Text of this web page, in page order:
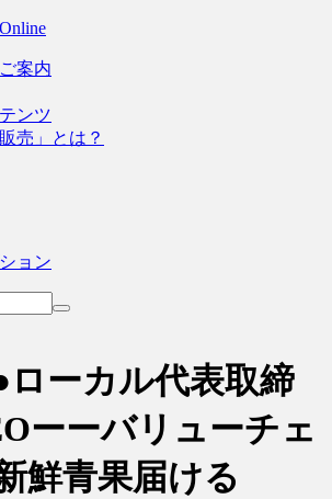
案内
ンツ
売」とは？
ョン
ローカル代表取締
ーーバリューチェ
鮮青果届ける